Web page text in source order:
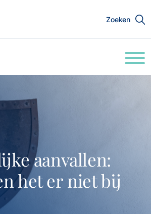
Zoeken
aanvallen:
het er niet bij